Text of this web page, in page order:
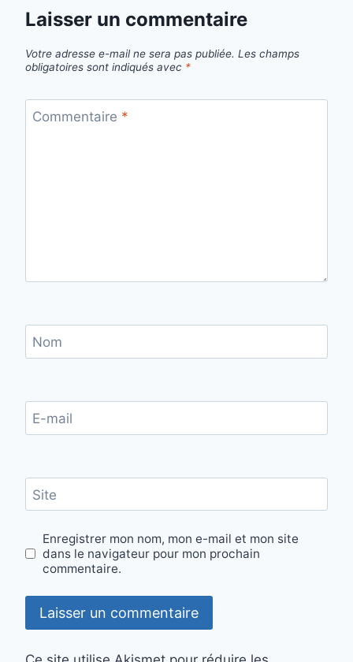
Laisser un commentaire
Votre adresse e-mail ne sera pas publiée. Les champs
obligatoires sont indiqués avec *
Commentaire *
Nom
E-mail
Site
Enregistrer mon nom, mon e-mail et mon site
dans le navigateur pour mon prochain
commentaire.